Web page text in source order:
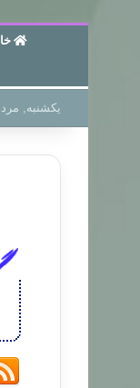
یکشنبه, مرداد ۱۸